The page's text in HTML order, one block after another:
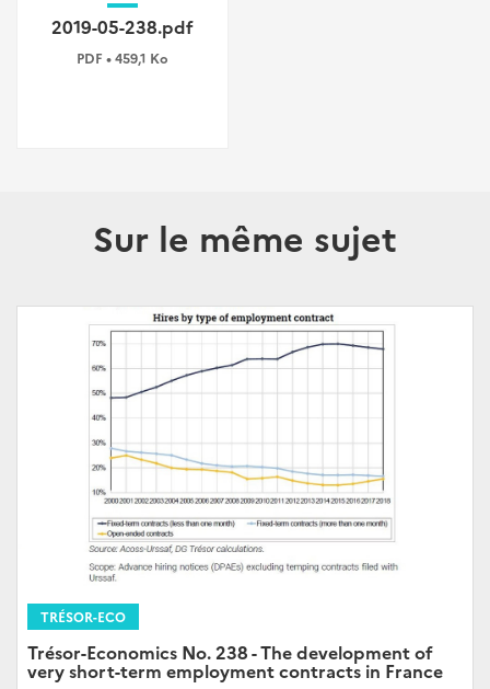
2019-05-238.pdf
PDF • 459,1 Ko
Sur le même sujet
TRÉSOR-ECO
Trésor-Economics No. 238 - The development of
very short-term employment contracts in France